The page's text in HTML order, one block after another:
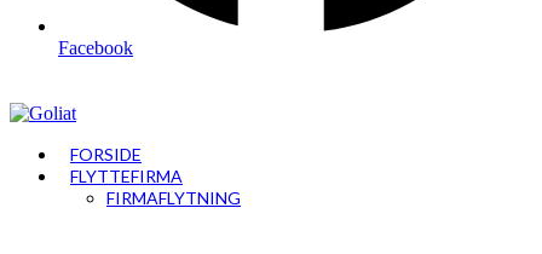
Facebook
FORSIDE
FLYTTEFIRMA
FIRMAFLYTNING